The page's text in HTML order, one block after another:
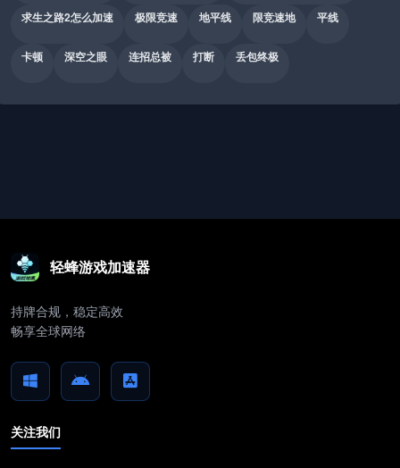
求生之路2怎么加速 极限竞速 地平线 限竞速地 平线
卡顿 深空之眼 连招总被 打断 丢包终极
轻蜂游戏加速器
持牌合规，稳定高效
畅享全球网络
关注我们